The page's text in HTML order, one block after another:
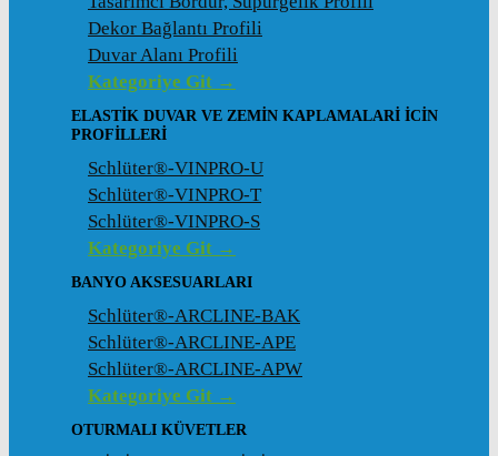
Dekor Bağlantı Profili
Duvar Alanı Profili
Kategoriye Git →
ELASTIK DUVAR VE ZEMIN KAPLAMALARI İCIN
PROFILLERI
Schlüter®-VINPRO-U
Schlüter®-VINPRO-T
Schlüter®-VINPRO-S
Kategoriye Git →
BANYO AKSESUARLARI
Schlüter®-ARCLINE-BAK
Schlüter®-ARCLINE-APE
Schlüter®-ARCLINE-APW
Kategoriye Git →
OTURMALI KÜVETLER